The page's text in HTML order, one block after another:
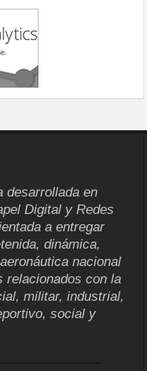
desarrollada en
Digital y Redes
a entregar
dinámica,
nacional
relacionados con la
militar, industrial,
social y